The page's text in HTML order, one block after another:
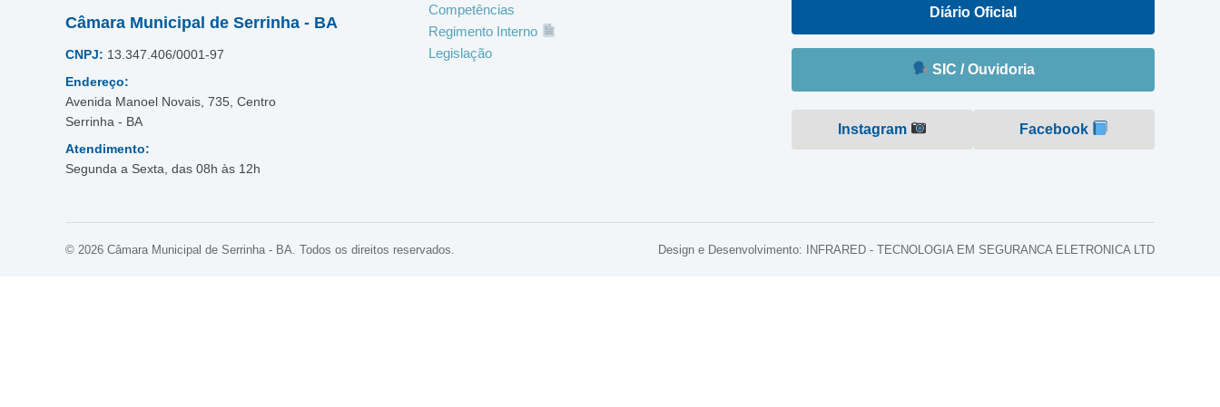
Câmara Municipal de Serrinha - BA
CNPJ: 13.347.406/0001-97
Endereço:
Avenida Manoel Novais, 735, Centro
Serrinha - BA
Atendimento:
Segunda a Sexta, das 08h às 12h
Competências
Regimento Interno
Legislação
Diário Oficial
SIC / Ouvidoria
Instagram Facebook
© 2026 Câmara Municipal de Serrinha - BA. Todos os direitos reservados. Design e Desenvolvimento: INFRARED - TECNOLOGIA EM SEGURANCA ELETRONICA LTD